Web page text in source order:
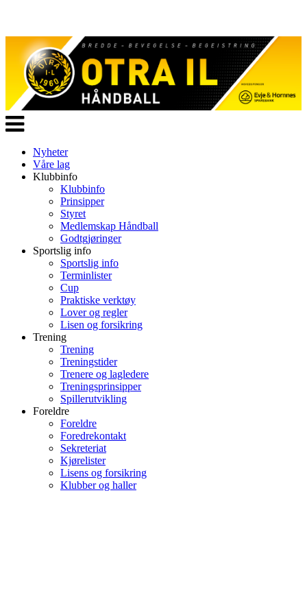
Veksle
navigasjon
Nyheter
Våre lag
Klubbinfo
Klubbinfo
Prinsipper
Styret
Medlemskap Håndball
Godtgjøringer
Sportslig info
Sportslig info
Terminlister
Cup
Praktiske verktøy
Lover og regler
Lisen og forsikring
Trening
Trening
Treningstider
Trenere og lagledere
Treningsprinsipper
Spillerutvikling
Foreldre
Foreldre
Foredrekontakt
Sekreteriat
Kjørelister
Lisens og forsikring
Klubber og haller